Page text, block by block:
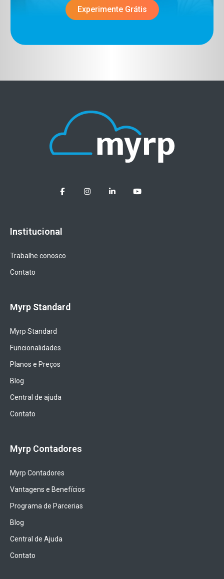
Experimente Grátis
Institucional
Trabalhe conosco
Contato
Myrp Standard
Myrp Standard
Funcionalidades
Planos e Preços
Blog
Central de ajuda
Contato
Myrp Contadores
Myrp Contadores
Vantagens e Benefícios
Programa de Parcerias
Blog
Central de Ajuda
Contato